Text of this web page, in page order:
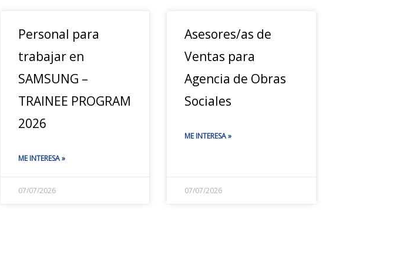
Personal para
trabajar en
SAMSUNG –
TRAINEE PROGRAM
2026
ME INTERESA »
07/07/2026
Asesores/as de
Ventas para
Agencia de Obras
Sociales
ME INTERESA »
07/07/2026